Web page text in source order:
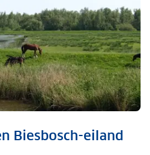
Biesbosch-eiland